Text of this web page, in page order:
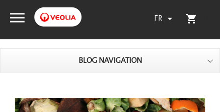
shopping_cart
FR 
BLOG NAVIGATION